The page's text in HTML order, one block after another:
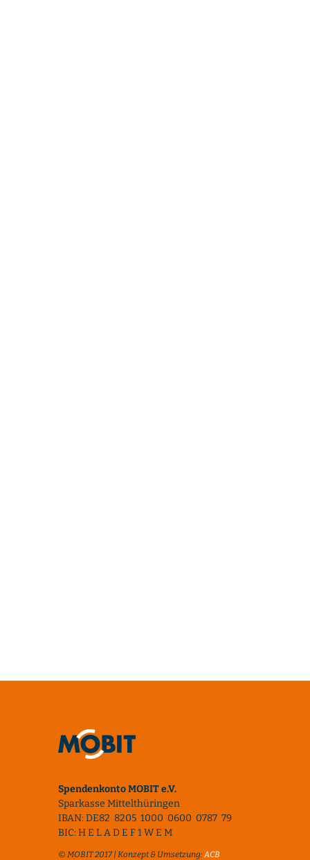
Spendenkonto MOBIT e.V.
Sparkasse Mittelthüringen
IBAN: DE82 8205 1000 0600 0787 79
BIC: H E L A D E F 1 W E M
© MOBIT 2017 | Konzept & Umsetzung:ACB